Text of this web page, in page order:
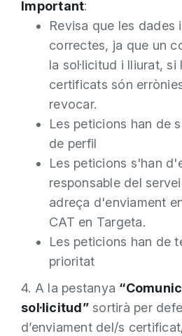
Important:
Revisa que les dades
correctes, ja que un
la sol·licitud i lliurat,
certificats són
revocar.
Les peticions han de
de perfil
Les peticions s'han
responsable del
adreça d'enviament
CAT en Targeta.
Les peticions han de
prioritat
4. A la pestanya
sol·licitud”sortirà per
d’enviament del/s